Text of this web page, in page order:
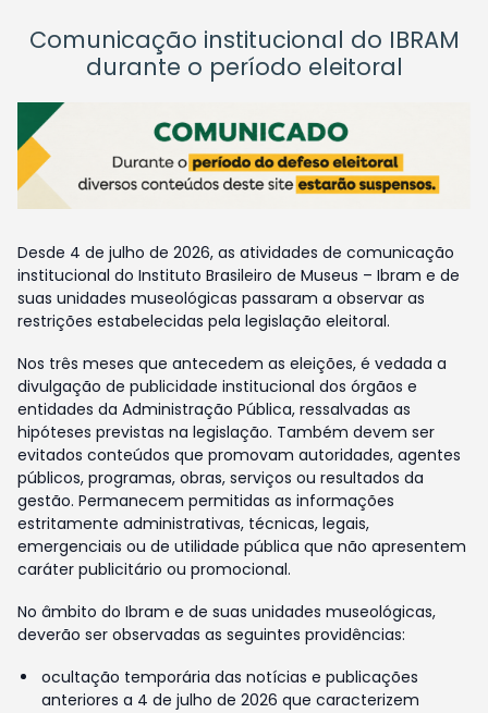
Comunicação institucional do IBRAM
durante o período eleitoral
Desde 4 de julho de 2026, as atividades de comunicação
institucional do Instituto Brasileiro de Museus – Ibram e de
suas unidades museológicas passaram a observar as
restrições estabelecidas pela legislação eleitoral.
Nos três meses que antecedem as eleições, é vedada a
divulgação de publicidade institucional dos órgãos e
entidades da Administração Pública, ressalvadas as
hipóteses previstas na legislação. Também devem ser
evitados conteúdos que promovam autoridades, agentes
públicos, programas, obras, serviços ou resultados da
gestão. Permanecem permitidas as informações
estritamente administrativas, técnicas, legais,
emergenciais ou de utilidade pública que não apresentem
caráter publicitário ou promocional.
No âmbito do Ibram e de suas unidades museológicas,
deverão ser observadas as seguintes providências:
ocultação temporária das notícias e publicações
anteriores a 4 de julho de 2026 que caracterizem